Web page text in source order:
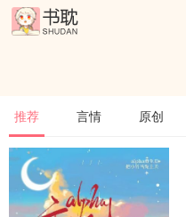
推荐 言情 原创